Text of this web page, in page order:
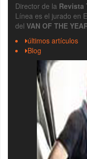
Director de la Revista
Línea es el jurado en
del VAN OF THE
últimos artículos
Blog